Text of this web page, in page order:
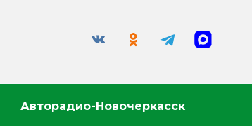
Авторадио-Новочеркасск